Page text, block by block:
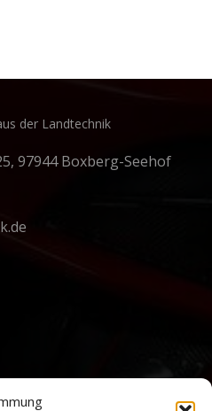
der Landtechnik
97944 Boxberg-Seehof